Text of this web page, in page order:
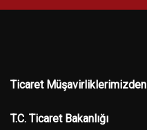
Ticaret Müşavirliklerimizden
T.C. Ticaret Bakanlığı